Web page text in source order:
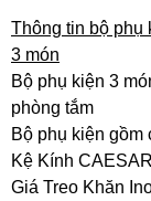
Thông tin bộ phụ
3 món
Bộ phụ kiện 3
phòng tắm
Bộ phụ kiện gồm
Kệ Kính
Giá Treo Khăn